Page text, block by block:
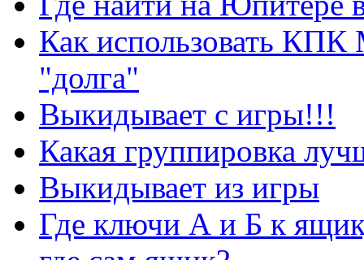
Как использовать
"долга"
Выкидывает с игры!!!
Какая группировка
Выкидывает из игры
Где ключи А и Б к